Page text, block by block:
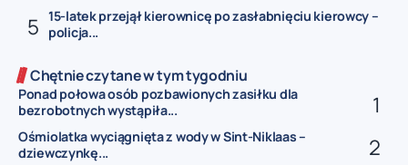
15-latek przejął kierownicę po zasłabnięciu kierowcy –
policja...
Chętnie czytane w tym tygodniu
Ponad połowa osób pozbawionych zasiłku dla
bezrobotnych wystąpiła...
Ośmiolatka wyciągnięta z wody w Sint-Niklaas –
dziewczynkę...